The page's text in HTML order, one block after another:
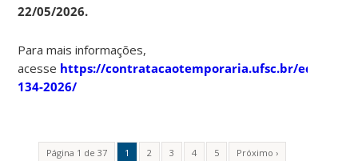
22/05/2026.
Para mais informações,
acesse https://contratacaotemporaria.ufsc.br/edital-
134-2026/
Página 1 de 37 1 2 3 4 5
Próximo ›